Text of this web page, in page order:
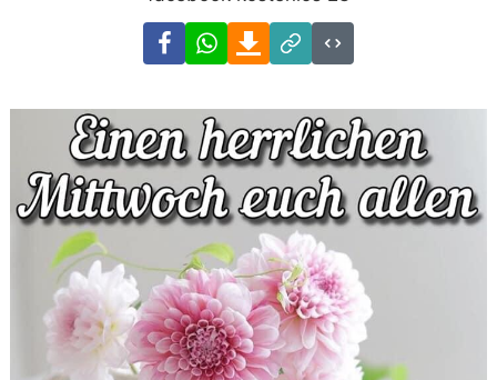
FacebookWhatsAppDownload
Link
Code